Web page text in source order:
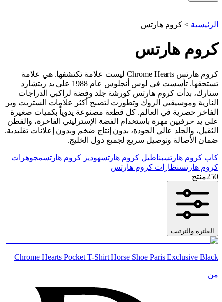
الرئيسية > كروم هارتس
كروم هارتس
كروم هارتس Chrome Hearts ليست علامة تكتشفها. هي علامة
تستحقها. تأسست في لوس أنجلوس عام 1988 على يد ريتشارد
ستارك، بدأت كروم هارتس كورشة جلد وفضة لراكبي الدراجات
النارية وموسيقيي الروك وتطورت لتصبح أكثر علامات الستريت وير
الفاخر حصرية في العالم. كل قطعة مصنوعة يدوياً بكميات صغيرة
على يد حرفيين مهرة باستخدام الفضة الإسترليني الفاخرة، والقطن
الثقيل، والجلد عالي الجودة، بدون إنتاج ضخم وبدون إعلانات تقليدية.
ضمان الأصالة وتوصيل سريع لجميع دول الخليج.
كاب كروم هارتسبناطيل كروم هارتسهوديز كروم هارتسمجوهرات
كروم هارتسنظارات كروم هارتس
250منتج
الفلترة والترتيب
Chrome Hearts Pocket T-Shirt Horse Shoe Paris Exclusive Black
من